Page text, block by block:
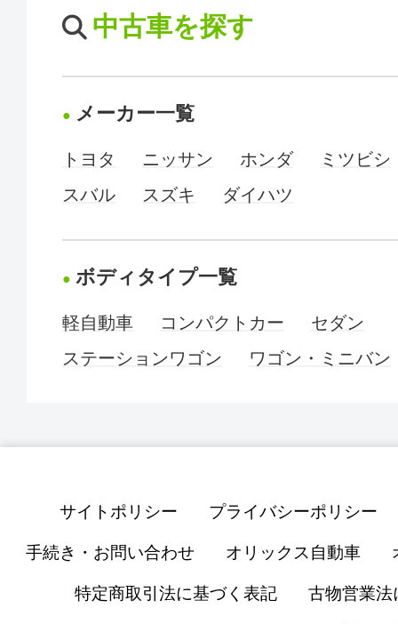
中古車を探す
メーカー一覧
トヨタ ニッサン ホンダ
ミツビシ
スバル
スズキ ダイハツ
ボディタイプ一覧
軽自動車 コンパクトカー
セダン
ステーションワゴン
ワゴン・ミニバン
サイトポリシー プライバシーポリシー
手続き・お問い合わせ オリックス自動車
特定商取引法に基づく表記 古物営業法